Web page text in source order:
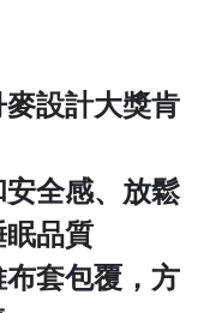
設計大獎肯
全感、放鬆
眠品質
套包覆，方